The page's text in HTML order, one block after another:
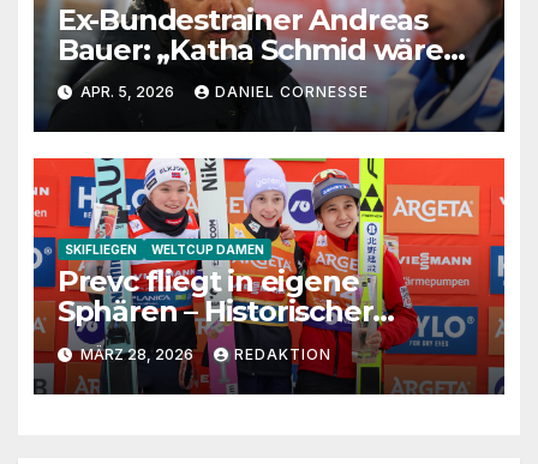
Ex-Bundestrainer Andreas
Bauer: „Katha Schmid wäre
eine extrem gute
Jugendtrainerin“
APR. 5, 2026 DANIEL CORNESSE
SKIFLIEGEN WELTCUP DAMEN
Prevc fliegt in eigene
Sphären – Historischer
Premieren-Sieg in Planica
MÄRZ 28, 2026 REDAKTION